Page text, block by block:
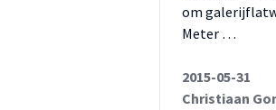
om
Meter …
2015-05-31
Christiaan